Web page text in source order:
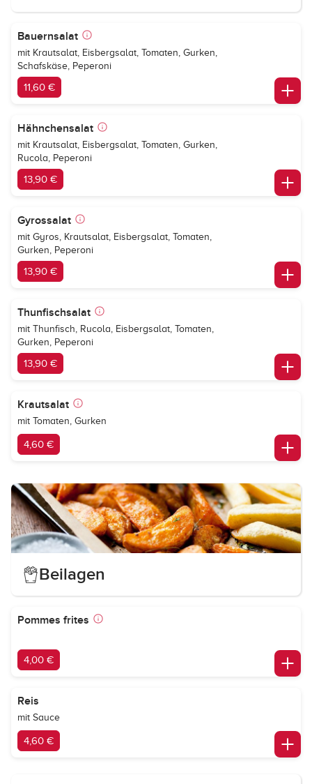
Bauernsalat
mit Krautsalat, Eisbergsalat, Tomaten, Gurken,
Schafskäse, Peperoni
11,60 €
Hähnchensalat
mit Krautsalat, Eisbergsalat, Tomaten, Gurken,
Rucola, Peperoni
13,90 €
Gyrossalat
mit Gyros, Krautsalat, Eisbergsalat, Tomaten,
Gurken, Peperoni
13,90 €
Thunfischsalat
mit Thunfisch, Rucola, Eisbergsalat, Tomaten,
Gurken, Peperoni
13,90 €
Krautsalat
mit Tomaten, Gurken
4,60 €
Beilagen
Pommes frites
4,00 €
Reis
mit Sauce
4,60 €